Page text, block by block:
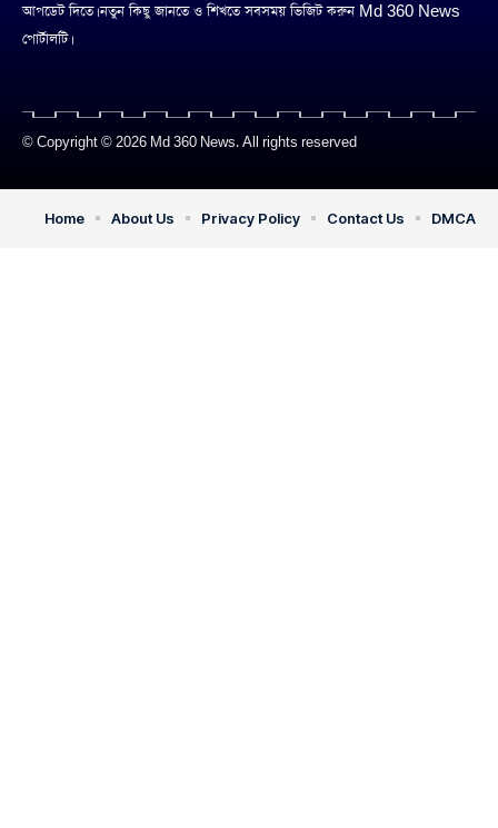
আপডেট দিতে। নতুন কিছু জানতে ও শিখতে সবসময় ভিজিট করুন Md 360 News
পোর্টালটি।
© Copyright © 2026 Md 360 News. All rights reserved
Home About Us Privacy Policy Contact Us DMCA